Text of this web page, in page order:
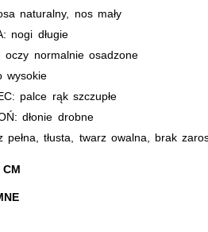
naturalny, nos mały
nogi długie
oczy normalnie osadzone
wysokie
palce rąk szczupłe
dłonie drobne
pełna, tłusta, twarz owalna, brak